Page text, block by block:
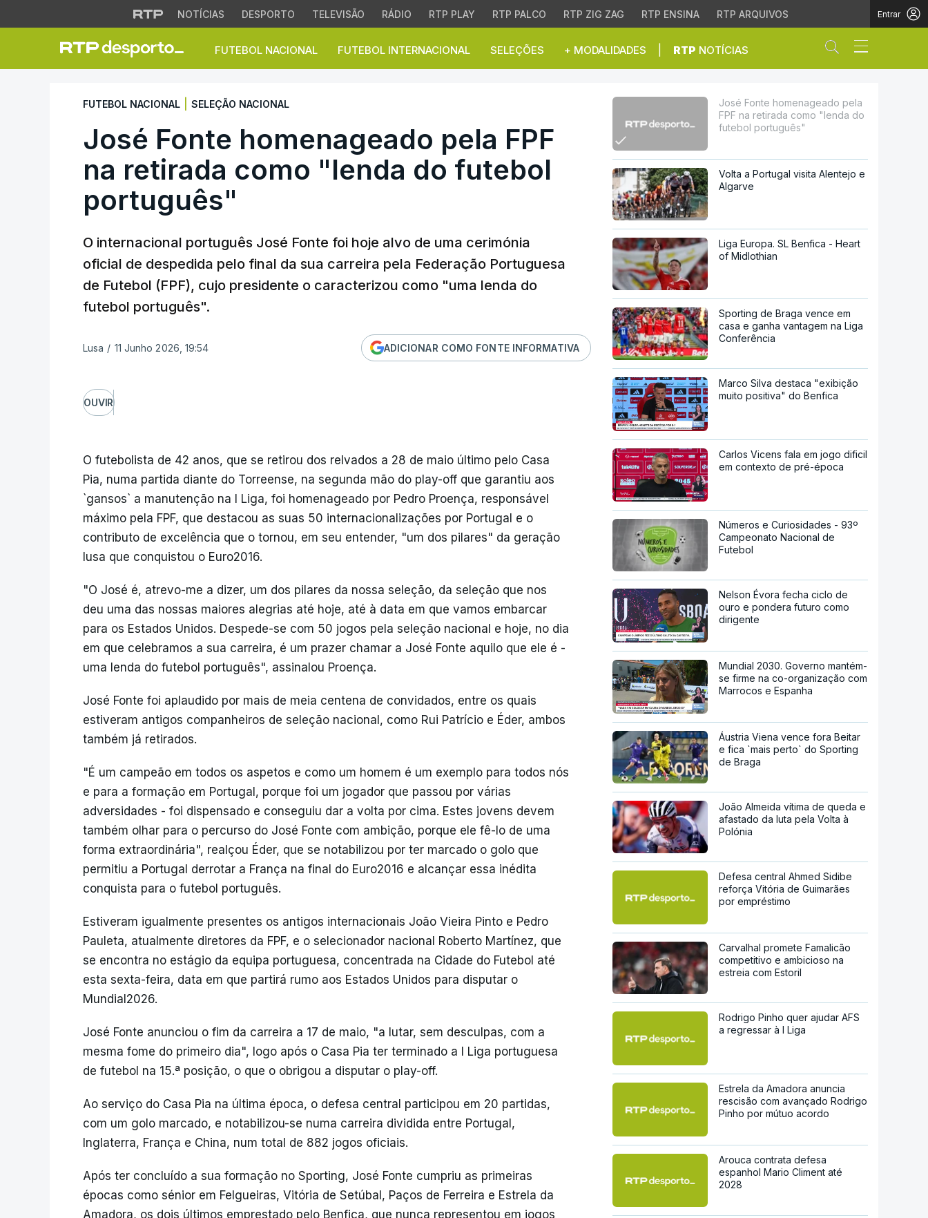
NOTÍCIAS DESPORTO TELEVISÃO RÁDIO RTP PLAY RTP PALCO RTP ZIG ZAG RTP ENSINA RTP ARQUIVOS Entrar
FUTEBOL NACIONAL FUTEBOL INTERNACIONAL SELEÇÕES + MODALIDADES RTP NOTÍCIAS Abrir campo
José Fonte homenageado pela FPF na retirada como "lenda do
FUTEBOL NACIONAL SELEÇÃO NACIONAL
José Fonte homenageado pela FPF
na retirada como "lenda do futebol
português"
O internacional português José Fonte foi hoje alvo de uma cerimónia
oficial de despedida pelo final da sua carreira pela Federação Portuguesa
de Futebol (FPF), cujo presidente o caracterizou como "uma lenda do
futebol português".
Lusa / 11 Junho 2026, 19:54 ADICIONAR COMO FONTE INFORMATIVA
OUVIR
O futebolista de 42 anos, que se retirou dos relvados a 28 de maio último pelo Casa
Pia, numa partida diante do Torreense, na segunda mão do play-off que garantiu aos
`gansos` a manutenção na I Liga, foi homenageado por Pedro Proença, responsável
máximo pela FPF, que destacou as suas 50 internacionalizações por Portugal e o
contributo de excelência que o tornou, em seu entender, "um dos pilares" da geração
lusa que conquistou o Euro2016.
"O José é, atrevo-me a dizer, um dos pilares da nossa seleção, da seleção que nos
deu uma das nossas maiores alegrias até hoje, até à data em que vamos embarcar
para os Estados Unidos. Despede-se com 50 jogos pela seleção nacional e hoje, no dia
em que celebramos a sua carreira, é um prazer chamar a José Fonte aquilo que ele é -
uma lenda do futebol português", assinalou Proença.
José Fonte foi aplaudido por mais de meia centena de convidados, entre os quais
estiveram antigos companheiros de seleção nacional, como Rui Patrício e Éder, ambos
também já retirados.
"É um campeão em todos os aspetos e como um homem é um exemplo para todos nós
e para a formação em Portugal, porque foi um jogador que passou por várias
adversidades - foi dispensado e conseguiu dar a volta por cima. Estes jovens devem
também olhar para o percurso do José Fonte com ambição, porque ele fê-lo de uma
forma extraordinária", realçou Éder, que se notabilizou por ter marcado o golo que
permitiu a Portugal derrotar a França na final do Euro2016 e alcançar essa inédita
conquista para o futebol português.
Estiveram igualmente presentes os antigos internacionais João Vieira Pinto e Pedro
Pauleta, atualmente diretores da FPF, e o selecionador nacional Roberto Martínez, que
se encontra no estágio da equipa portuguesa, concentrada na Cidade do Futebol até
esta sexta-feira, data em que partirá rumo aos Estados Unidos para disputar o
Mundial2026.
José Fonte anunciou o fim da carreira a 17 de maio, "a lutar, sem desculpas, com a
mesma fome do primeiro dia", logo após o Casa Pia ter terminado a I Liga portuguesa
de futebol na 15.ª posição, o que o obrigou a disputar o play-off.
Ao serviço do Casa Pia na última época, o defesa central participou em 20 partidas,
com um golo marcado, e notabilizou-se numa carreira dividida entre Portugal,
Inglaterra, França e China, num total de 882 jogos oficiais.
Após ter concluído a sua formação no Sporting, José Fonte cumpriu as primeiras
épocas como sénior em Felgueiras, Vitória de Setúbal, Paços de Ferreira e Estrela da
Amadora, os dois últimos emprestado pelo Benfica, que nunca representou em jogos
José Fonte homenageado pela
FPF na retirada como "lenda do
futebol português"
Volta a Portugal visita Alentejo e
Algarve
Liga Europa. SL Benfica - Heart
of Midlothian
Sporting de Braga vence em
casa e ganha vantagem na Liga
Conferência
Marco Silva destaca "exibição
muito positiva" do Benfica
Carlos Vicens fala em jogo dificil
em contexto de pré-época
Números e Curiosidades - 93º
Campeonato Nacional de
Futebol
Nelson Évora fecha ciclo de
ouro e pondera futuro como
dirigente
Mundial 2030. Governo mantém-
se firme na co-organização com
Marrocos e Espanha
Áustria Viena vence fora Beitar
e fica `mais perto` do Sporting
de Braga
João Almeida vítima de queda e
afastado da luta pela Volta à
Polónia
Defesa central Ahmed Sidibe
reforça Vitória de Guimarães
por empréstimo
Carvalhal promete Famalicão
competitivo e ambicioso na
estreia com Estoril
Rodrigo Pinho quer ajudar AFS
a regressar à I Liga
Estrela da Amadora anuncia
rescisão com avançado Rodrigo
Pinho por mútuo acordo
Arouca contrata defesa
espanhol Mario Climent até
2028